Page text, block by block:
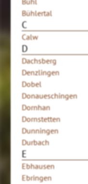
Bühlertal
C
Calw
D
Dachsberg
Denzlingen
Dobel
Donaueschingen
Dornhan
Dornstetten
Dunningen
Durbach
E
Ebhausen
Ebringen